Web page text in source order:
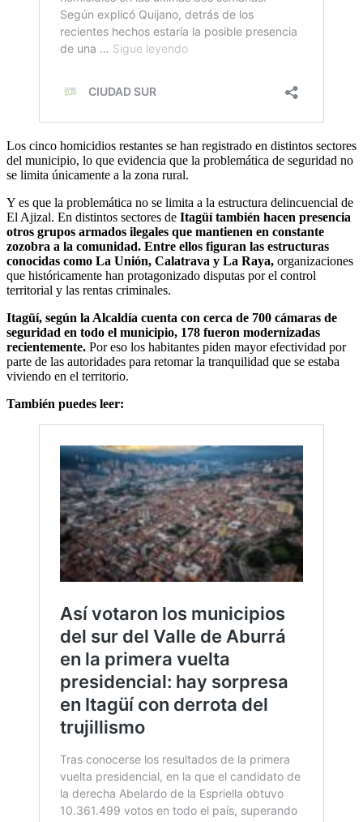
Los cinco homicidios restantes se han registrado en distintos sectores
del municipio, lo que evidencia que la problemática de seguridad no
se limita únicamente a la zona rural.
Y es que la problemática no se limita a la estructura delincuencial de
El Ajizal. En distintos sectores de Itagüí también hacen presencia
otros grupos armados ilegales que mantienen en constante
zozobra a la comunidad. Entre ellos figuran las estructuras
conocidas como La Unión, Calatrava y La Raya, organizaciones
que históricamente han protagonizado disputas por el control
territorial y las rentas criminales.
Itagüí, según la Alcaldía cuenta con cerca de 700 cámaras de
seguridad en todo el municipio, 178 fueron modernizadas
recientemente. Por eso los habitantes piden mayor efectividad por
parte de las autoridades para retomar la tranquilidad que se estaba
viviendo en el territorio.
También puedes leer: